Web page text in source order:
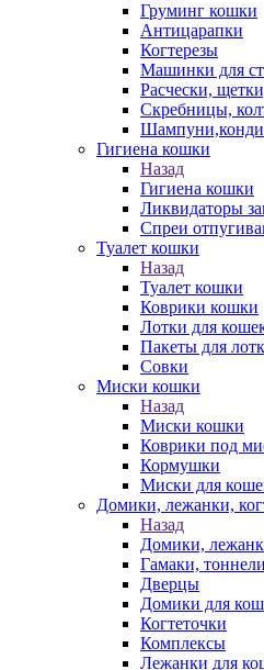
Груминг кошки
Антицарапки
Когтерезы
Машинки для
Расчески,
Скребницы,
Гигиена кошки
Назад
Гигиена кошки
Ликвидаторы
Спреи
Туалет кошки
Назад
Туалет кошки
Коврики кошки
Лотки для
Пакеты для
Совки
Миски кошки
Назад
Миски кошки
Коврики под
Кормушки
Миски для
Домики, лежанки,
Назад
Домики,
Гамаки, тоннели
Дверцы
Домики для
Когтеточки
Комплексы
Лежанки для